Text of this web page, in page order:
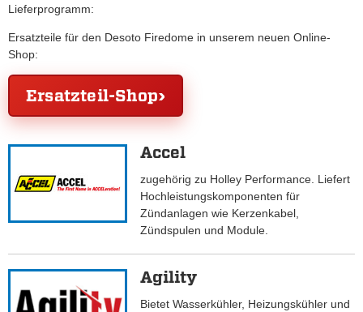
Lieferprogramm:
Ersatzteile für den Desoto Firedome in unserem neuen Online-
Shop:
Ersatzteil-Shop
Accel
zugehörig zu Holley Performance. Liefert
Hochleistungskomponenten für
Zündanlagen wie Kerzenkabel,
Zündspulen und Module.
Agility
Bietet Wasserkühler, Heizungskühler und